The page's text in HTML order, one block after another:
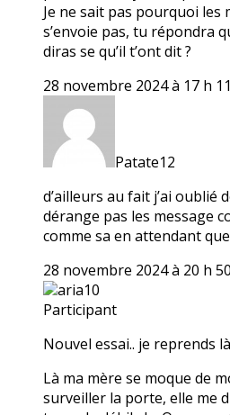
Je ne sait pas pourquoi les
s’envoie pas, tu répondra
diras se qu’il t’ont dit ?
28 novembre 2024 à 17 h
Patate12
d’ailleurs au fait j’ai oublié
dérange pas les message
comme sa en attendant
28 novembre 2024 à 20 h
aria10
Participant
Nouvel essai.. je reprends
Là ma mère se moque de
surveiller la porte, elle me